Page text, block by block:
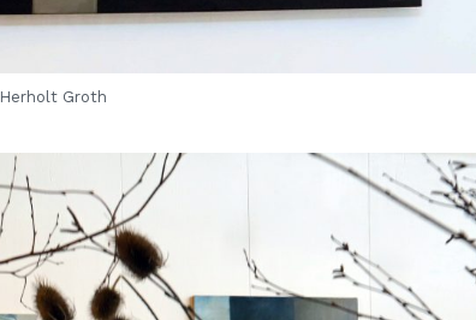
Groth